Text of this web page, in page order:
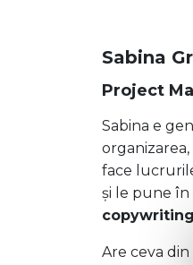
Sabina
Project
Sabina e
face
și le pune în
Are ceva